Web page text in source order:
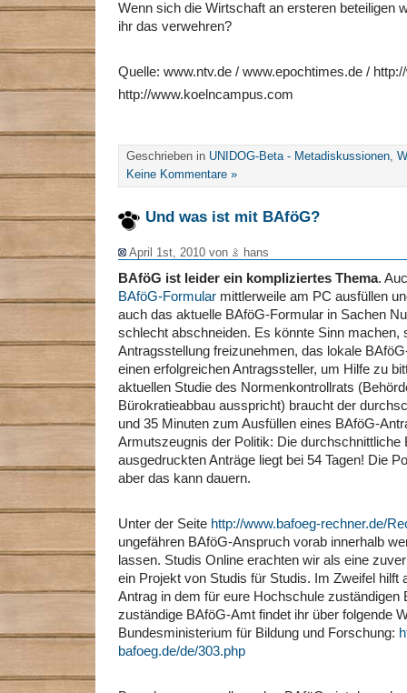
Wenn sich die Wirtschaft an ersteren beteiligen
ihr das verwehren?
Quelle: www.ntv.de / www.epochtimes.de /
http://www.koelncampus.com
Geschrieben in UNIDOG-Beta - Metadiskussionen,
Keine Kommentare »
Und was ist mit BAföG?
April 1st, 2010 von hans
BAföG ist leider ein kompliziertes Thema.
BAföG-Formular mittlerweile am PC ausfüllen
auch das aktuelle BAföG-Formular in Sachen
schlecht abschneiden. Es könnte Sinn machen,
Antragsstellung freizunehmen, das lokale
einen erfolgreichen Antragssteller, um Hilfe zu
aktuellen Studie des Normenkontrollrats
Bürokratieabbau ausspricht) braucht der
und 35 Minuten zum Ausfüllen eines BAföG-
Armutszeugnis der Politik: Die durchschnittliche
ausgedruckten Anträge liegt bei 54 Tagen! Die
aber das kann dauern.
Unter der Seite http://www.bafoeg-rechner.de/
ungefähren BAföG-Anspruch vorab innerhalb
lassen. Studis Online erachten wir als eine
ein Projekt von Studis für Studis. Im Zweifel hilft
Antrag in dem für eure Hochschule
zuständige BAföG-Amt findet ihr über folgende
Bundesministerium für Bildung und Forschung:
bafoeg.de/de/303.php